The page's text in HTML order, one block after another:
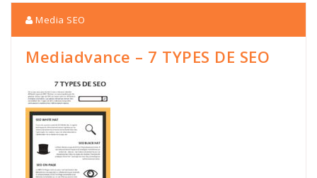
Media SEO
Mediadvance – 7 TYPES DE SEO